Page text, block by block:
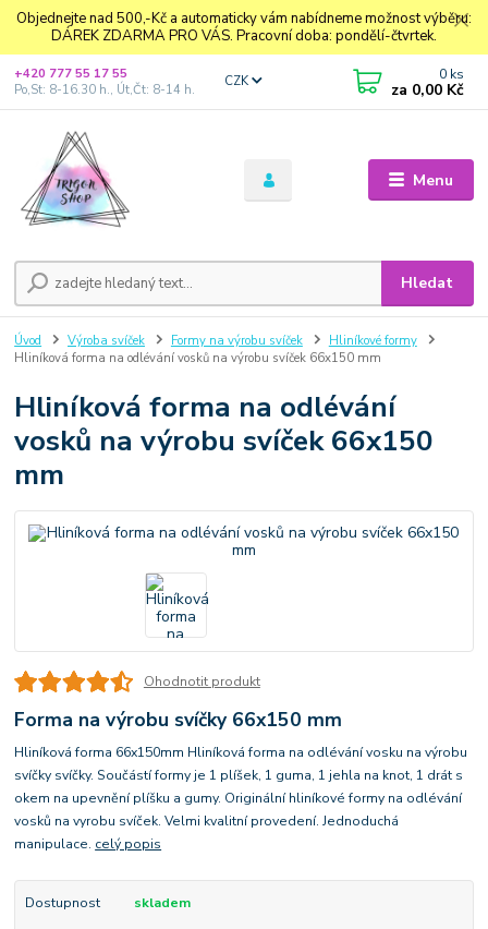
Objednejte nad 500,-Kč a automaticky vám nabídneme možnost výběru:
DÁREK ZDARMA PRO VÁS. Pracovní doba: pondělí-čtvrtek.
Menu
CZK
Hledat
+420 777 55 17 55
Po,St: 8-16.30 h., Út,Čt: 8-14 h.
0 ks
za 0,00 Kč
Úvod Výroba svíček Formy na výrobu svíček
Hliníkové formy
Hliníková forma na odlévání vosků na výrobu svíček 66x150 mm
Hliníková forma na odlévání
vosků na výrobu svíček 66x150
mm
Ohodnotit produkt
Forma na výrobu svíčky 66x150 mm
Hliníková forma 66x150mm Hliníková forma na odlévání vosku na výrobu
svíčky svíčky. Součástí formy je 1 plíšek, 1 guma, 1 jehla na knot, 1 drát s
okem na upevnění plíšku a gumy. Originální hliníkové formy na odlévání
vosků na vyrobu svíček. Velmi kvalitní provedení. Jednoduchá
manipulace. celý popis
Dostupnost skladem